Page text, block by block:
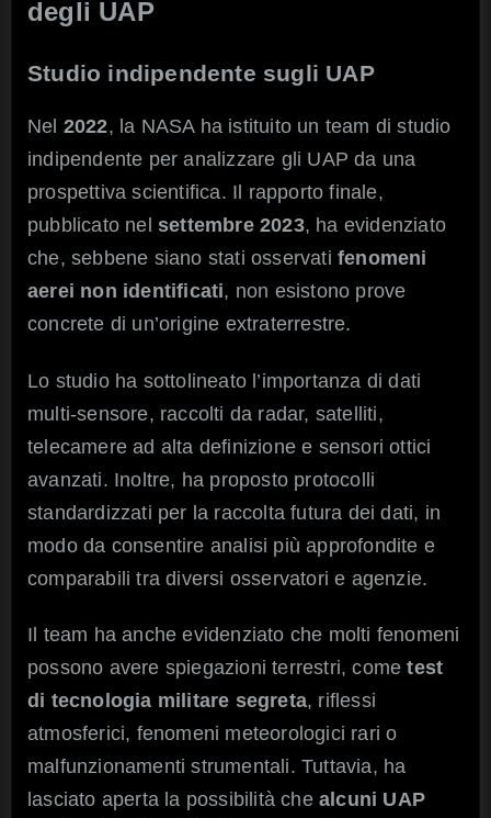
degli UAP
Studio indipendente sugli UAP
Nel 2022, la NASA ha istituito un team di studio
indipendente per analizzare gli UAP da una
prospettiva scientifica. Il rapporto finale,
pubblicato nel settembre 2023, ha evidenziato
che, sebbene siano stati osservati fenomeni
aerei non identificati, non esistono prove
concrete di un’origine extraterrestre.
Lo studio ha sottolineato l’importanza di dati
multi-sensore, raccolti da radar, satelliti,
telecamere ad alta definizione e sensori ottici
avanzati. Inoltre, ha proposto protocolli
standardizzati per la raccolta futura dei dati, in
modo da consentire analisi più approfondite e
comparabili tra diversi osservatori e agenzie.
Il team ha anche evidenziato che molti fenomeni
possono avere spiegazioni terrestri, cometest
di tecnologia militare segreta, riflessi
atmosferici, fenomeni meteorologici rari o
malfunzionamenti strumentali. Tuttavia, ha
lasciato aperta la possibilità chealcuni UAP